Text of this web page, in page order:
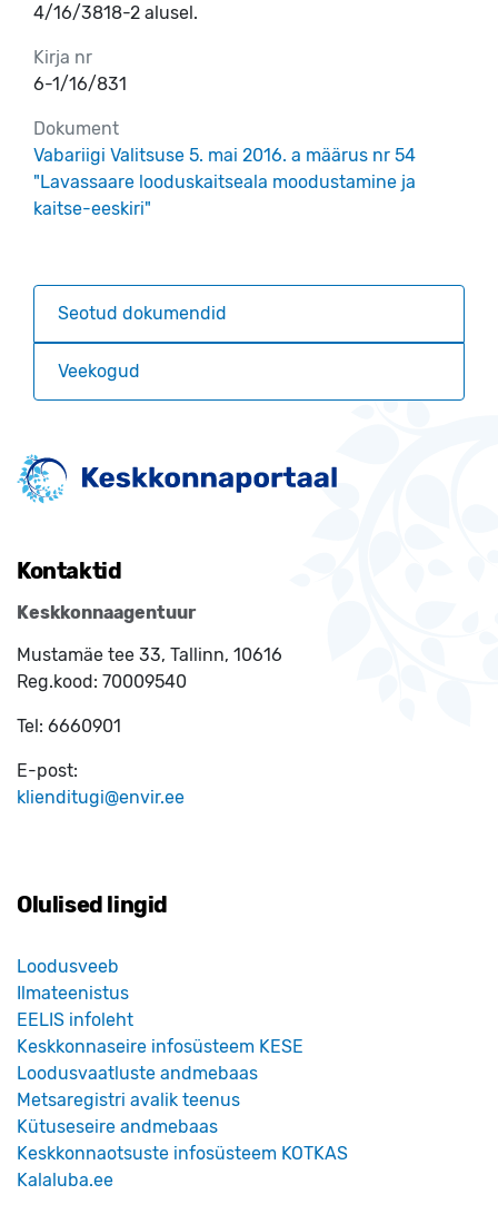
4/16/3818-2 alusel.
Kirja nr
6-1/16/831
Dokument
Vabariigi Valitsuse 5. mai 2016. a määrus nr 54
"Lavassaare looduskaitseala moodustamine ja
kaitse-eeskiri"
Seotud dokumendid
Veekogud
Kontaktid
Keskkonnaagentuur
Mustamäe tee 33, Tallinn, 10616
Reg.kood: 70009540
Tel: 6660901
E-post:
klienditugi@envir.ee
Olulised lingid
Loodusveeb
Ilmateenistus
EELIS infoleht
Keskkonnaseire infosüsteem KESE
Loodusvaatluste andmebaas
Metsaregistri avalik teenus
Kütuseseire andmebaas
Keskkonnaotsuste infosüsteem KOTKAS
Kalaluba.ee